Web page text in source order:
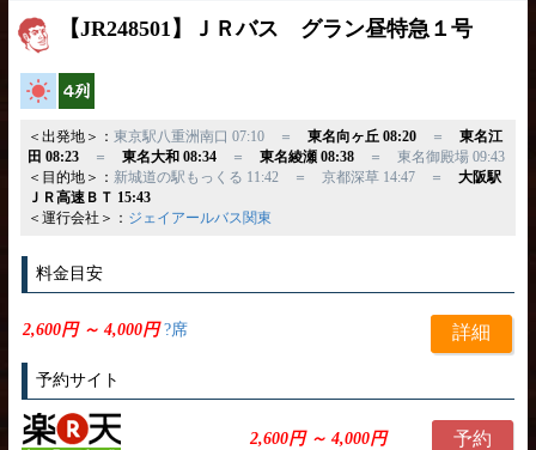
【JR248501】ＪＲバス グラン昼特急１号
高速バス
＜出発地＞： 東京駅八重洲南口 07:10 ＝ 東名向ヶ丘 08:20＝ 東名江
田 08:23＝ 東名大和 08:34＝ 東名綾瀬 08:38＝ 東名御殿場 09:43
＜目的地＞： 新城道の駅もっくる 11:42 ＝ 京都深草 14:47 ＝ 大阪駅
ＪＲ高速ＢＴ 15:43
＜運行会社＞： ジェイアールバス関東
料金目安
2,600円 ～ 4,000円?席 詳細
予約サイト
2,600円 ～ 4,000円 予約